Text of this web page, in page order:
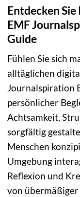
Entdecken
EMF
Guide
Fühlen Sie sich
alltäglichen
Journalspiration
persönlicher
Achtsamkeit,
sorgfältig
Menschen
Umgebung
Reflexion und
von übermäßiger